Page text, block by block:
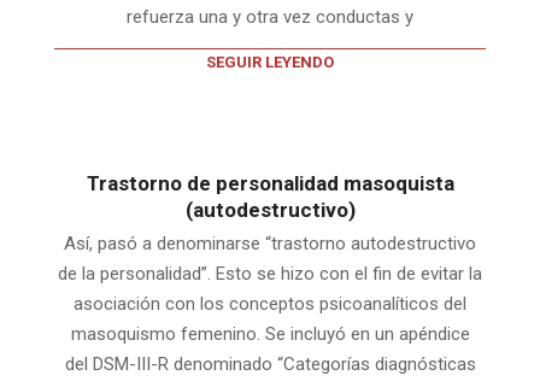
refuerza una y otra vez conductas y
SEGUIR LEYENDO
Trastorno de personalidad masoquista
(autodestructivo)
Así, pasó a denominarse “trastorno autodestructivo
de la personalidad”. Esto se hizo con el fin de evitar la
asociación con los conceptos psicoanalíticos del
masoquismo femenino. Se incluyó en un apéndice
del DSM-III-R denominado “Categorías diagnósticas